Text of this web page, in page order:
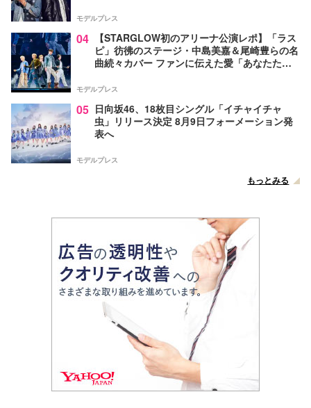
モデルプレス
04
【STARGLOW初のアリーナ公演レポ】「ラス
ピ」彷彿のステージ・中島美嘉＆尾崎豊らの名
曲続々カバー ファンに伝えた愛「あなたたち
モデルプレス
05 日向坂46、18枚目シングル「イチャイチャ
虫」リリース決定 8月9日フォーメーション発
表へ
モデルプレス
もっとみる